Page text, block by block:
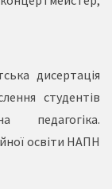
дисертація
студентів
педагогіка.
освіти НАПН